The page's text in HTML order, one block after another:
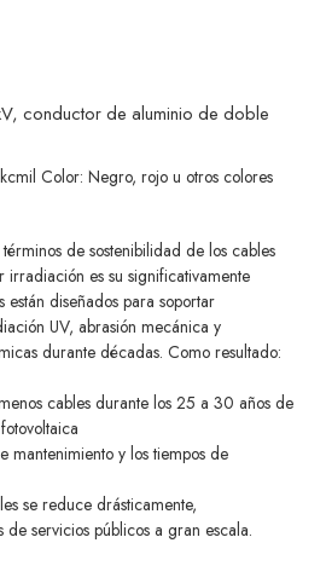
conductor de aluminio de doble
Color: Negro, rojo u otros colores
de sostenibilidad de los cables
irradiación es su significativamente
están diseñados para soportar
UV, abrasión mecánica y
durante décadas. Como resultado:
cables durante los 25 a 30 años de
mantenimiento y los tiempos de
se reduce drásticamente,
de servicios públicos a gran escala.